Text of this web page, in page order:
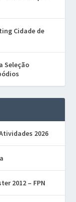
Cidade de
Seleção
2026
2012 – FPN